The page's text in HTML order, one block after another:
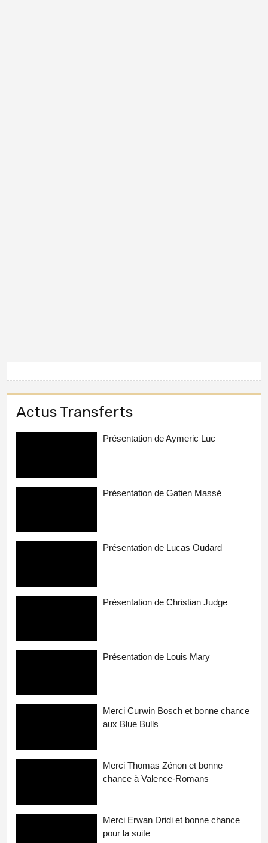
Actus Transferts
Présentation de Aymeric Luc
Présentation de Gatien Massé
Présentation de Lucas Oudard
Présentation de Christian Judge
Présentation de Louis Mary
Merci Curwin Bosch et bonne chance
aux Blue Bulls
Merci Thomas Zénon et bonne
chance à Valence-Romans
Merci Erwan Dridi et bonne chance
pour la suite